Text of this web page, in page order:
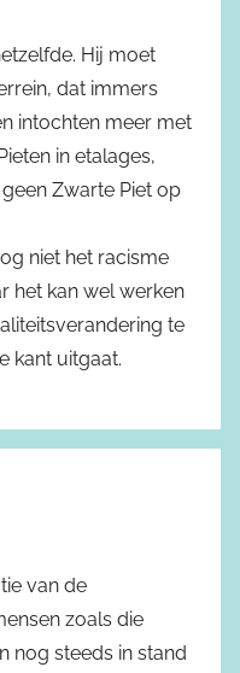
Hij moet
dat immers
intochten meer met
in etalages,
Zwarte Piet op
niet het racisme
het kan wel werken
te
kant uitgaat.
van de
zoals die
nog steeds in stand